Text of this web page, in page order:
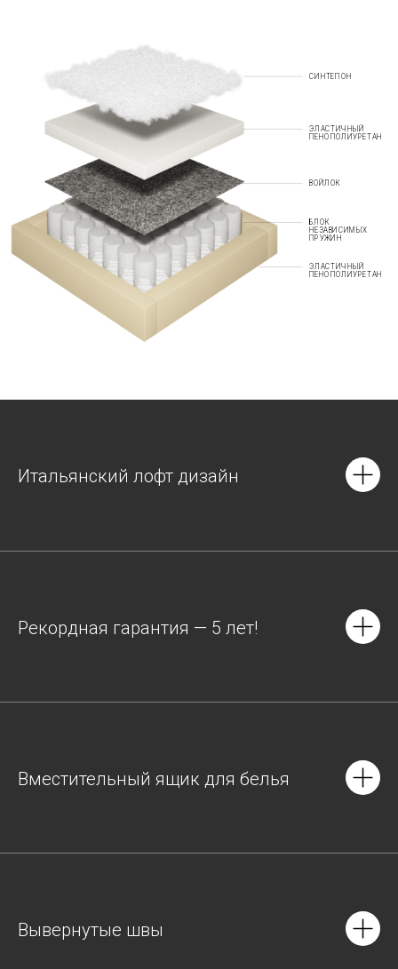
СИНТЕПОН
ЭЛАСТИЧНЫЙ
ПЕНОПОЛИУРЕТАН
ВОЙЛОК
БЛОК
НЕЗАВИСИМЫХ
ПРУЖИН
ЭЛАСТИЧНЫЙ
ПЕНОПОЛИУРЕТАН
Итальянский лофт дизайн
Рекордная гарантия — 5 лет!
Вместительный ящик для белья
Вывернутые швы